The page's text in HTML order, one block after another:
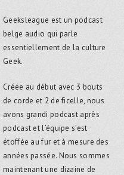
Geeksleague est un podcast
belge audio qui parle
essentiellement de la culture
Geek.
Créée au début avec 3 bouts
de corde et 2 de ficelle, nous
avons grandi podcast après
podcast et l’équipe s’est
étoffée au fur et à mesure des
années passée. Nous sommes
maintenant une dizaine de